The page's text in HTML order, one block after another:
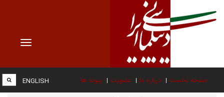
Toggle
صفحه نخست درباره ما عضویت پیوند ها ENGLISH